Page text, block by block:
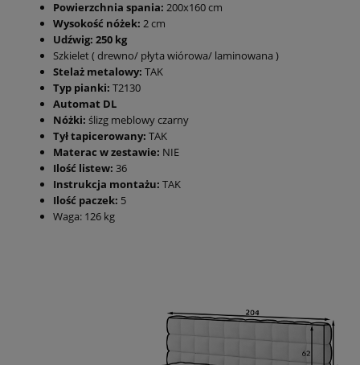
Powierzchnia spania: 200x160 cm
Wysokość nóżek: 2 cm
Udźwig: 250 kg
Szkielet ( drewno/ płyta wiórowa/ laminowana )
Stelaż metalowy: TAK
Typ pianki: T2130
Automat DL
Nóżki: ślizg meblowy czarny
Tył tapicerowany: TAK
Materac w zestawie: NIE
Ilość listew: 36
Instrukcja montażu: TAK
Ilość paczek: 5
Waga: 126 kg